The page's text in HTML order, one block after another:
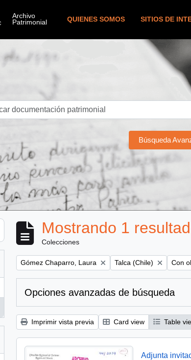
QUIENES SOMOS SITIOS DE
Búsqueda
Mostrando 1
Colecciones
Remove filter:
Gómez Chaparro, Laura Remove filter:
Talca (Chile) Con
Opciones avanzadas de búsqueda
Imprimir vista previa Card view Table
Adjunta